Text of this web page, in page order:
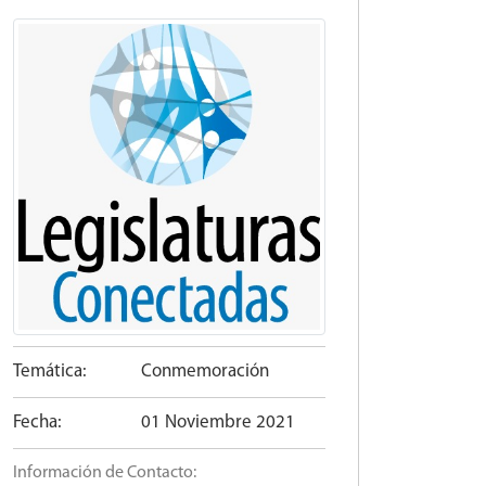
Temática: Conmemoración
Fecha: 01 Noviembre 2021
Información de Contacto: